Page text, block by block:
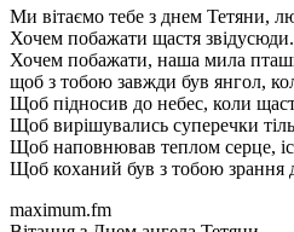
Ми вітаємо тебе з днем Тетяни,
Хочем побажати щастя звідусюди.
Хочем побажати, наша мила
щоб з тобою завжди був янгол,
Щоб підносив до небес, коли
Щоб вирішувались суперечки
Щоб наповнював теплом серце,
Щоб коханий був з тобою зрання
maximum.fm